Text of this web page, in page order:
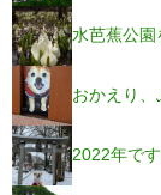
水芭蕉公園
おかえり、
2022年です